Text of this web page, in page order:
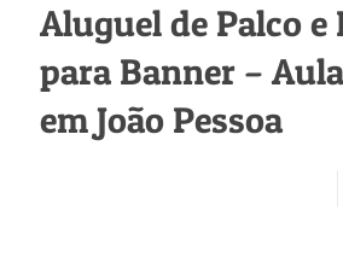
Aluguel de Palco
para Banner –
em João Pessoa